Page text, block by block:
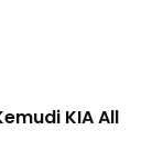
KIA All